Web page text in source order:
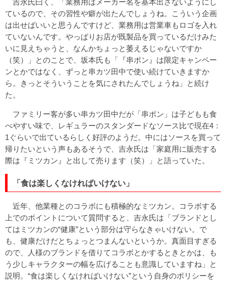
吉永氏曰く、「業務用はメーカー名を基本出さないようにし
ているので、その習性や癖が出たんでしょうね。こういう企画
は出せばいいと思うんですけど、業務用は営業車もロゴを入れ
ていないんです。やっぱりお店が既製品を買っているだけみた
いに見えちゃうと、なんかちょっと萎えるじゃないですか
（笑）」とのことで、坂本氏も「『串ポン』は限定キャンペー
ンとかではなく、ずっと串カツ田中で使い続けていきますか
ら。きっとそういうことを気にされたんでしょうね」と続け
た。
ファミリー客が多い串カツ田中だが「串ポン」は子どもも食
べやすい味で、レギュラーのスタンダードなソース比で現在4：
1ぐらいで出ているらしく好評のようだ。中にはソースを買って
帰りたいという声もあるそうで、吉永氏は「家庭用に販売する
際は『ミツカン』と出して売ります（笑）」と語っていた。
「食は楽しくなければいけない」
近年、他業種とのコラボにも積極的なミツカン。コラボする
上でのポイントについて質問すると、吉永氏は「ブランドとし
てはミツカンの“健康”という部分は守らなきゃいけない。で
も、健康だけだとちょっとつまんないというか。真面目すぎる
ので、人様のブランドを借りてコラボとかするときとかは、も
う少しキャラクターの幅を広げることも意識していますね」と
説明。“食は楽しくなければいけない”という自身のポリシーを